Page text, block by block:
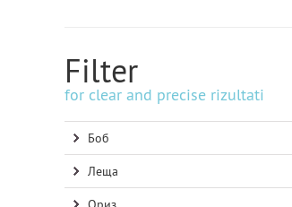
Filter
for clear and precise rizultati
Боб
Леща